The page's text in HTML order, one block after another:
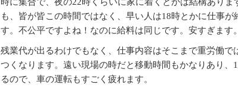
時に集合で、夜の22時くらいに家に着くとかは結構ありま
も、皆が皆この時間ではなく、早い人は18時とかに仕事が
す。不公平ですよね！なのに給料は同じです。安すぎます。
残業代が出るわけでもなく、仕事内容はそこまで重労働で
つくなります。遠い現場の時だと移動時間もかなりあり、
るので、車の運転もすごく疲れます。